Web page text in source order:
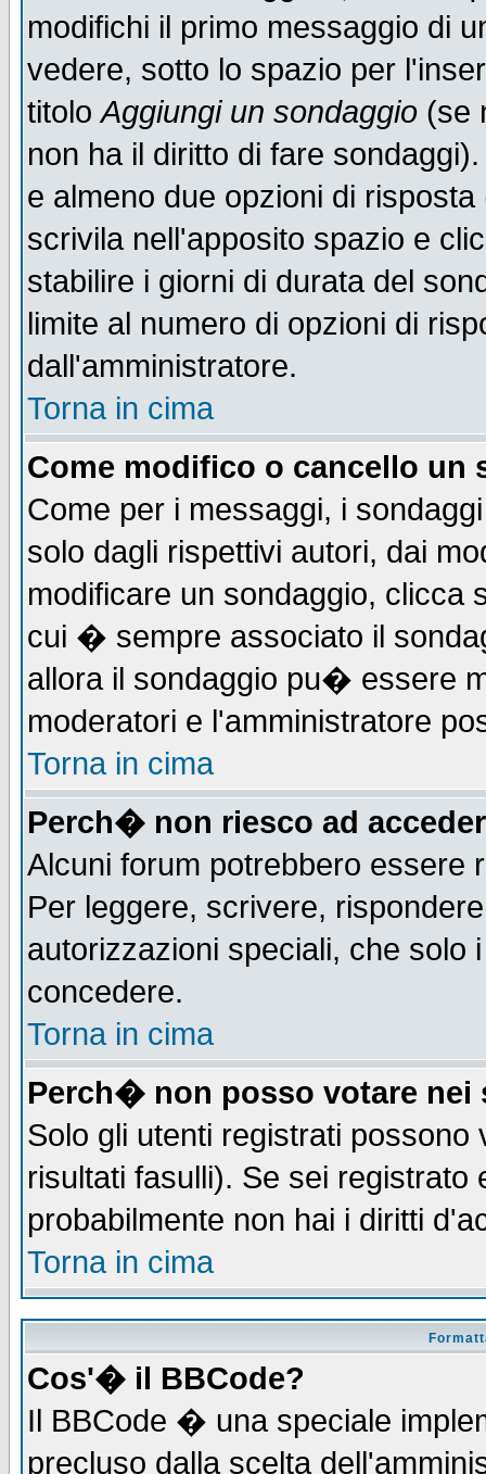
modifichi il primo messaggio di
vedere, sotto lo spazio per
titoloAggiungi un sondaggio (se
non ha il diritto di fare
e almeno due opzioni di
scrivila nell'apposito spazio e
stabilire i giorni di durata del
limite al numero di opzioni di
dall'amministratore.
Torna in cima
Come modifico o cancello un
Come per i messaggi, i
solo dagli rispettivi autori, dai
modificare un sondaggio, clicca
cui � sempre associato il
allora il sondaggio pu� essere
moderatori e l'amministratore
Torna in cima
Perch� non riesco ad
Alcuni forum potrebbero essere
Per leggere, scrivere,
autorizzazioni speciali, che solo
concedere.
Torna in cima
Perch� non posso votare nei
Solo gli utenti registrati
risultati fasulli). Se sei
probabilmente non hai i diritti
Torna in cima
Cos'� il BBCode?
Il BBCode � una speciale
precluso dalla scelta